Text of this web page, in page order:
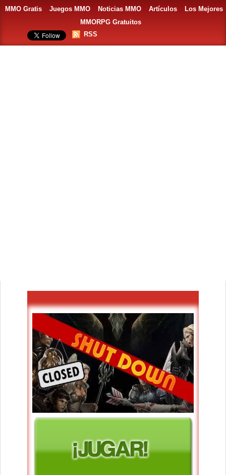
MMO Gratis Juegos MMO Noticias MMO Artículos
Los Mejores
MMORPG Gratuitos
RSS